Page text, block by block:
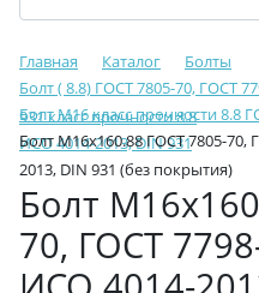
Главная Каталог
Болты
Болт ( 8.8) ГОСТ 7805-70, ГОСТ
931 класс прочности 8.8
Болт М16 класс прочности 8.8
ИСО 4014-2013, DIN 931
Болт М16х160.88 ГОСТ 7805-
2013, DIN 931 (без покрытия)
Болт
70, ГОСТ